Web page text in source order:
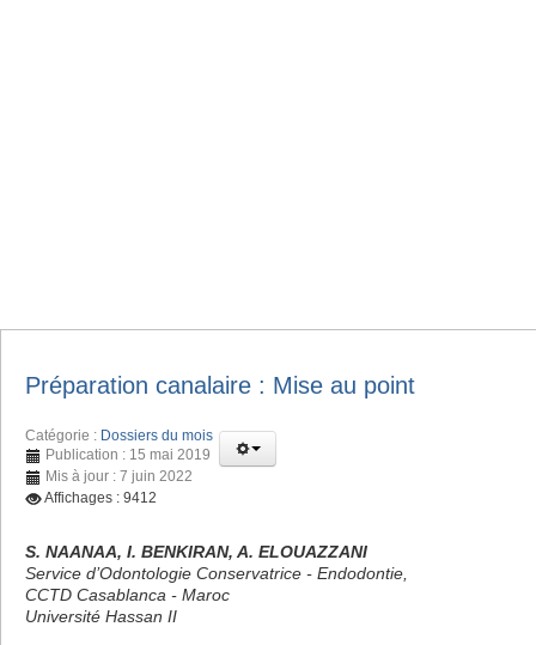
Préparation canalaire : Mise au point
Catégorie : Dossiers du mois
Publication : 15 mai 2019
Mis à jour : 7 juin 2022
Affichages : 9412
S. NAANAA, I. BENKIRAN, A. ELOUAZZANI
Service d’Odontologie Conservatrice - Endodontie,
CCTD Casablanca - Maroc
Université Hassan II